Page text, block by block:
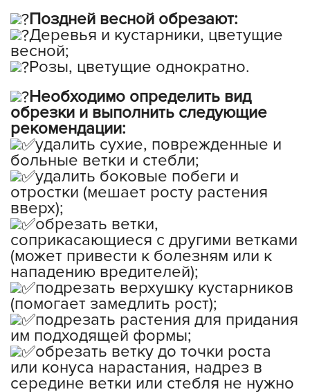
Поздней весной обрезают:
Деревья и кустарники, цветущие
весной;
Розы, цветущие однократно.
Необходимо определить вид
обрезки и выполнить следующие
рекомендации:
удалить сухие, поврежденные и
больные ветки и стебли;
удалить боковые побеги и
отростки (мешает росту растения
вверх);
обрезать ветки,
соприкасающиеся с другими ветками
(может привести к болезням или к
нападению вредителей);
подрезать верхушку кустарников
(помогает замедлить рост);
подрезать растения для придания
им подходящей формы;
обрезать ветку до точки роста
или конуса нарастания, надрез в
середине ветки или стебля не нужно